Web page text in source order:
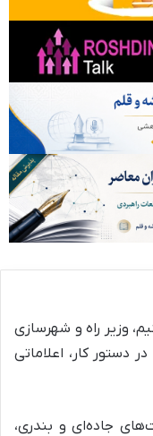
وزیر راه و شهرسازی
در دستور کار، اعلاماتی
جاده‌ای و بندری،